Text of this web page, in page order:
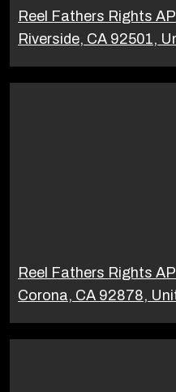
Reel Fathers Rights
Riverside, CA 92501,
Reel Fathers Rights
Corona, CA 92878,